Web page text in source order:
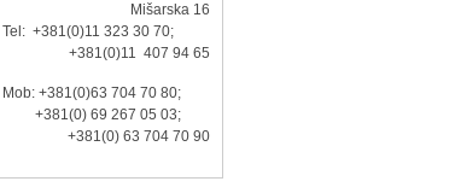
Mišarska 16
Tel: +381(0)11 323 30 70;
+381(0)11 407 94 65
Mob: +381(0)63 704 70 80;
+381(0) 69 267 05 03;
+381(0) 63 704 70 90